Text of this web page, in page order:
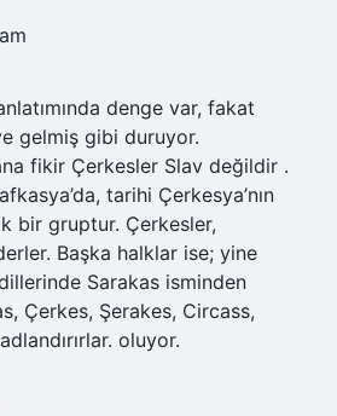
denge var, fakat
gelmiş gibi duruyor.
fikir Çerkesler Slav değildir .
tarihi Çerkesya’nın
bir gruptur. Çerkesler,
Başka halklar ise; yine
Sarakas isminden
Çerkes, Şerakes, Circass,
oluyor.